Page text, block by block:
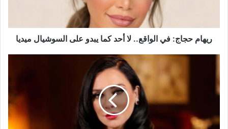
على
السوشيال
ريهام حجاج: في الواقع.. لا أحد كما يبدو على السوشيال ميديا
تفاجئ
جمهورها
من